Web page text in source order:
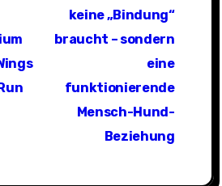
keine „Bindung“
braucht – sondern
eine
funktionierende
Mensch-Hund-
Beziehung